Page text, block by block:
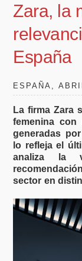
Zara, la
España
ESPAÑA,
La firma Zara
femenina con
generadas
lo refleja el
analiza la
sector en